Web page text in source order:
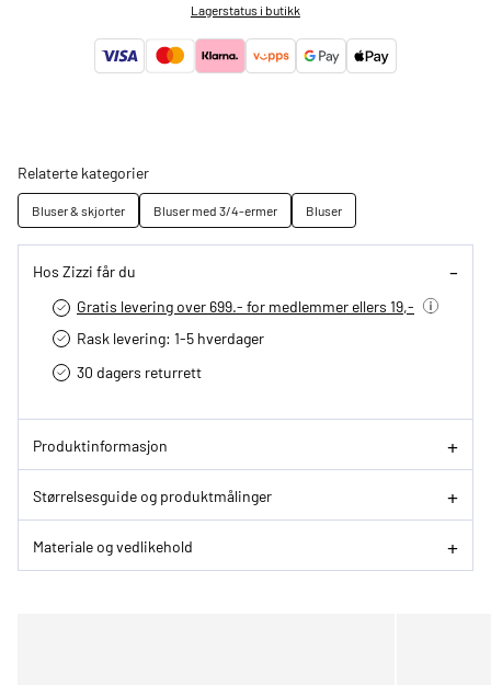
Lagerstatus i butikk
Relaterte kategorier
Bluser & skjorter Bluser med 3/4-ermer Bluser
Hos Zizzi får du
Gratis levering over 699.- for medlemmer ellers 19,-
Rask levering: 1-5 hverdager
30 dagers returrett
Produktinformasjon
Størrelsesguide og produktmålinger
Materiale og vedlikehold